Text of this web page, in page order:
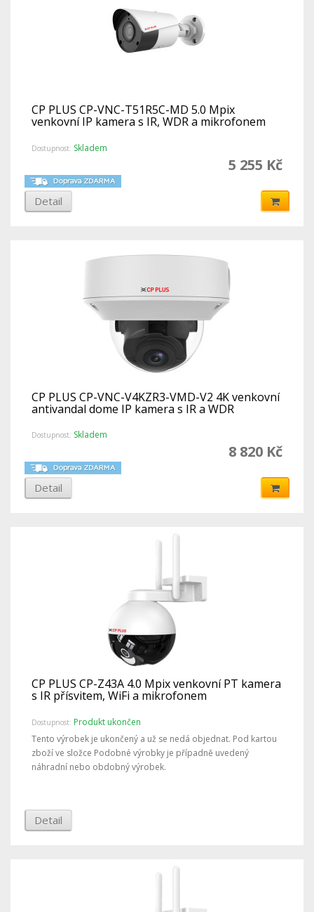
CP PLUS CP-VNC-T51R5C-MD 5.0 Mpix
venkovní IP kamera s IR, WDR a mikrofonem
Dostupnost: Skladem
5 255 Kč
Detail
CP PLUS CP-VNC-V4KZR3-VMD-V2 4K venkovní
antivandal dome IP kamera s IR a WDR
Dostupnost: Skladem
8 820 Kč
Detail
CP PLUS CP-Z43A 4.0 Mpix venkovní PT kamera
s IR přísvitem, WiFi a mikrofonem
Dostupnost: Produkt ukončen
Tento výrobek je ukončený a už se nedá objednat. Pod kartou
zboží ve složce Podobné výrobky je případně uvedený
náhradní nebo obdobný výrobek.
Detail